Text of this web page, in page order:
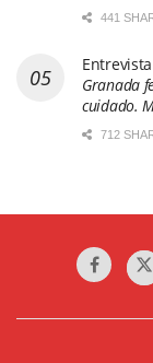
441
Granada
cuidado.
712